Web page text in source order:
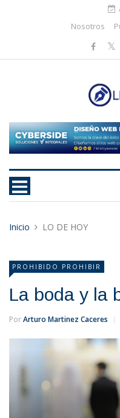
Nosotros
Inicio LO DE HOY
PROHIBIDO PROHIBIR
La boda y la
PorArturo Martinez Caceres